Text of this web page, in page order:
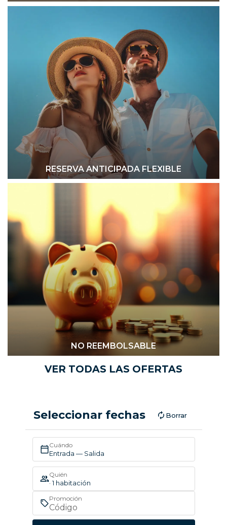
RESERVA ANTICIPADA FLEXIBLE
NO REEMBOLSABLE
VER TODAS LAS OFERTAS
Seleccionar fechas Borrar
Cuándo
Entrada — Salida
Quién
· 1 habitación
Promoción